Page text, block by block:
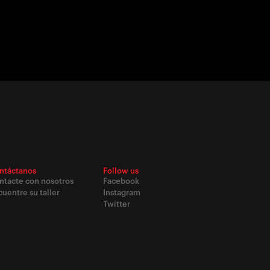
con nosotros
su taller
Follow us
Facebook
Instagram
Twitter